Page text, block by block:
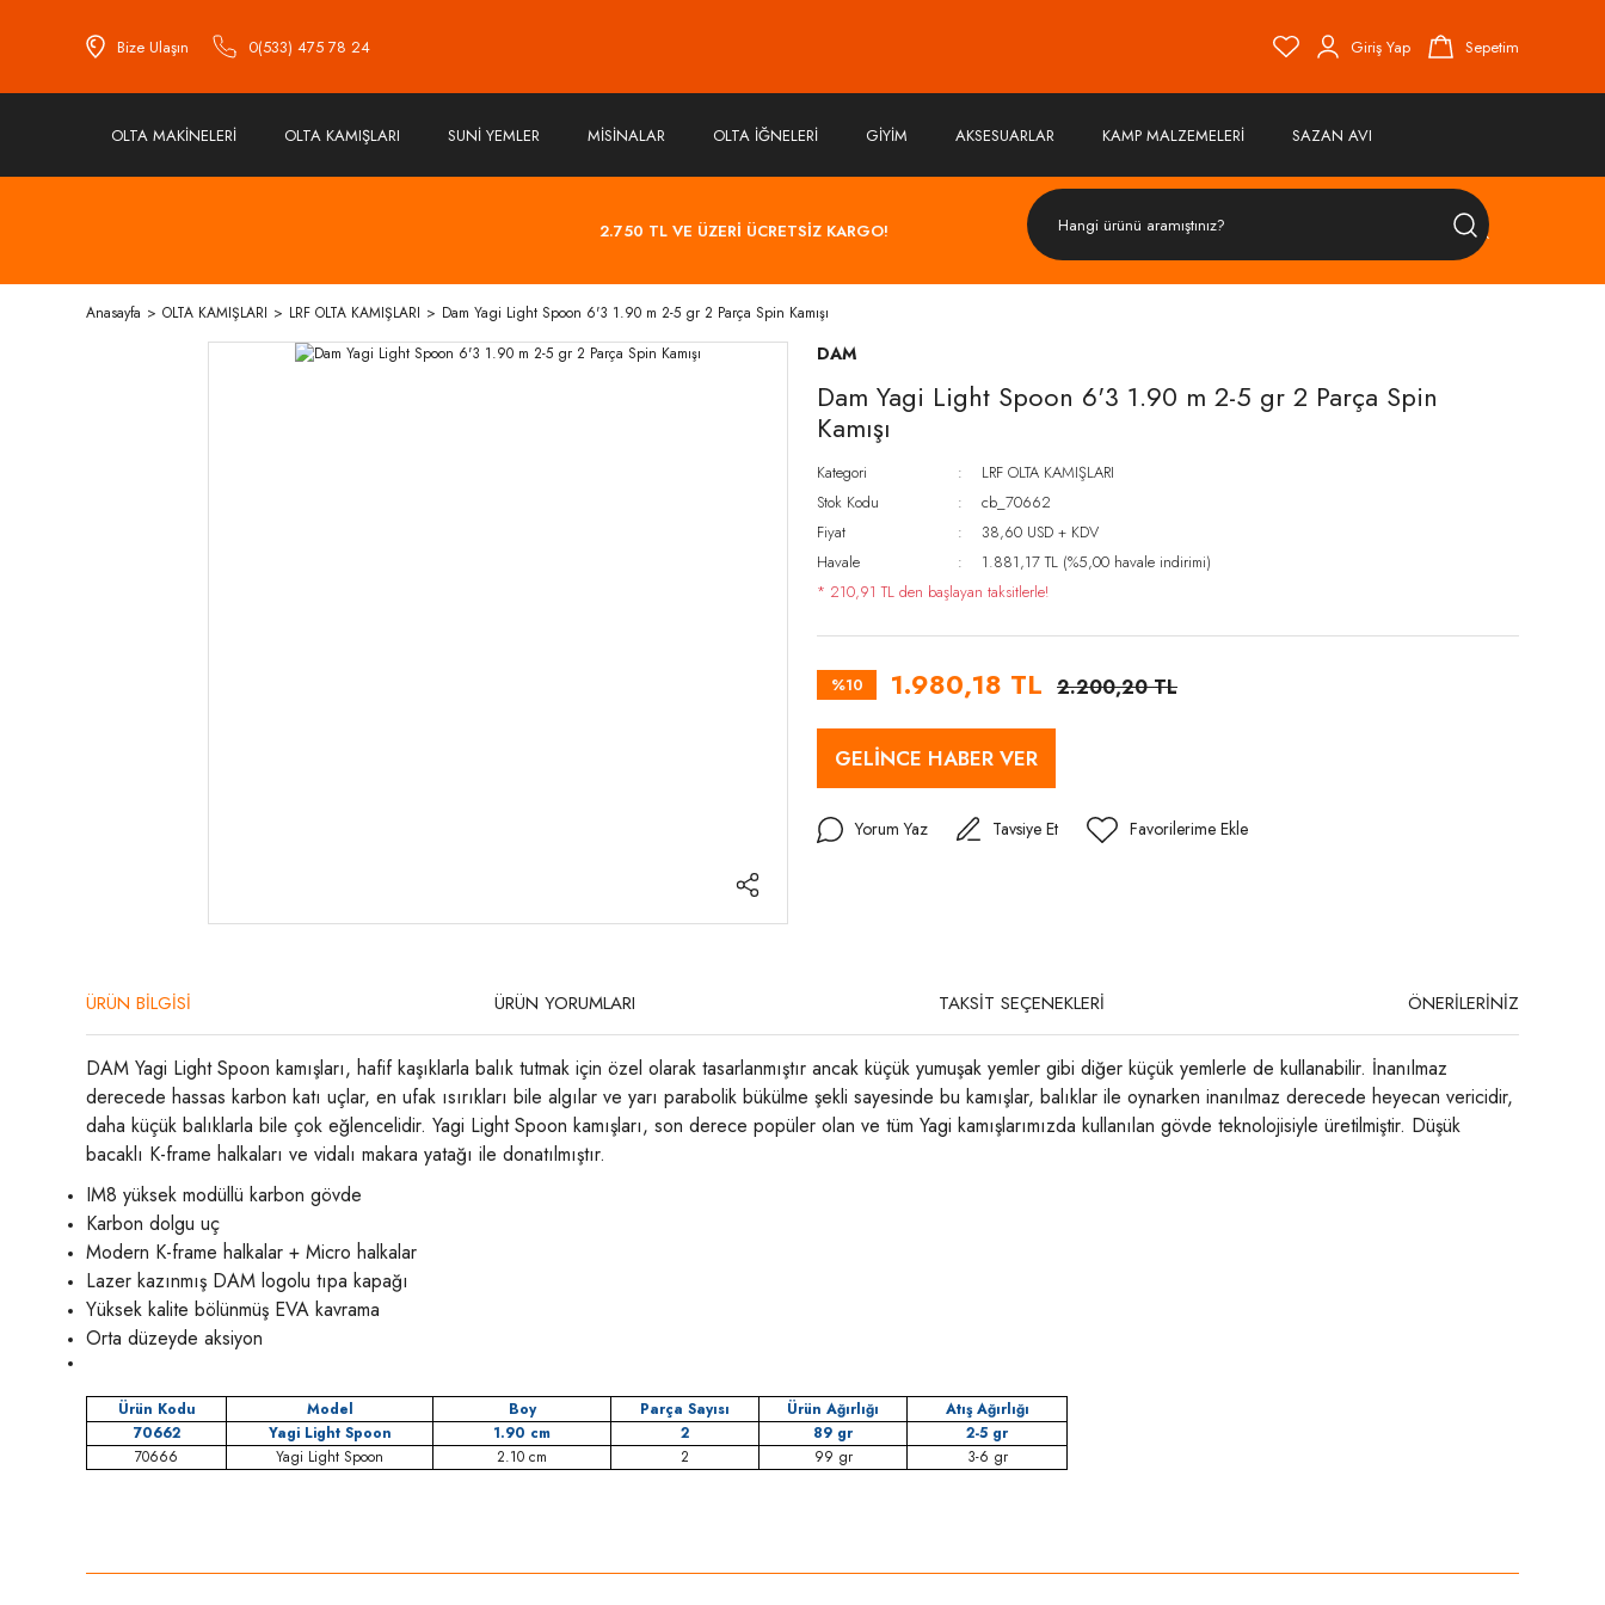
Bize Ulaşın 0(533) 475 78 24 Giriş Yap Sepetim
OLTA MAKİNELERİ OLTA KAMIŞLARI SUNİ YEMLER MİSİNALAR OLTA İĞNELERİ GİYİM AKSESUARLAR KAMP MALZEMELERİ SAZAN AVI
2.750 TL VE ÜZERİ ÜCRETSİZ KARGO!
ÜRÜN
Anasayfa OLTA KAMIŞLARI LRF OLTA KAMIŞLARI Dam Yagi Light Spoon 6'3 1.90 m 2-5 gr 2 Parça Spin Kamışı
DAM
Dam Yagi Light Spoon 6'3 1.90 m 2-5 gr 2 Parça Spin
Kamışı
Kategori
LRF OLTA KAMIŞLARI
Stok Kodu
cb_70662
Fiyat
38,60 USD + KDV
Havale
1.881,17 TL (%5,00 havale indirimi)
* 210,91 TL den başlayan taksitlerle!
%10 1.980,18 TL 2.200,20 TL
GELİNCE HABER VER
Yorum Yaz Tavsiye Et
ÜRÜN BİLGİSİ ÜRÜN YORUMLARI TAKSİT SEÇENEKLERİ ÖNERİLERİNİZ
DAM Yagi Light Spoon kamışları, hafif kaşıklarla balık tutmak için özel olarak tasarlanmıştır ancak küçük yumuşak yemler gibi diğer küçük yemlerle de kullanabilir. İnanılmaz
derecede hassas karbon katı uçlar, en ufak ısırıkları bile algılar ve yarı parabolik bükülme şekli sayesinde bu kamışlar, balıklar ile oynarken inanılmaz derecede heyecan vericidir,
daha küçük balıklarla bile çok eğlencelidir. Yagi Light Spoon kamışları, son derece popüler olan ve tüm Yagi kamışlarımızda kullanılan gövde teknolojisiyle üretilmiştir. Düşük
bacaklı K-frame halkaları ve vidalı makara yatağı ile donatılmıştır.
IM8 yüksek modüllü karbon gövde
Karbon dolgu uç
Modern K-frame halkalar + Micro halkalar
Lazer kazınmış DAM logolu tıpa kapağı
Yüksek kalite bölünmüş EVA kavrama
Orta düzeyde aksiyon
Ürün Kodu Model Boy Parça Sayısı Ürün Ağırlığı
Atış Ağırlığı
70662
Yagi Light Spoon 1.90 cm 2 89 gr
2-5 gr
70666
Yagi Light Spoon 2.10 cm 2 99 gr 3-6 gr